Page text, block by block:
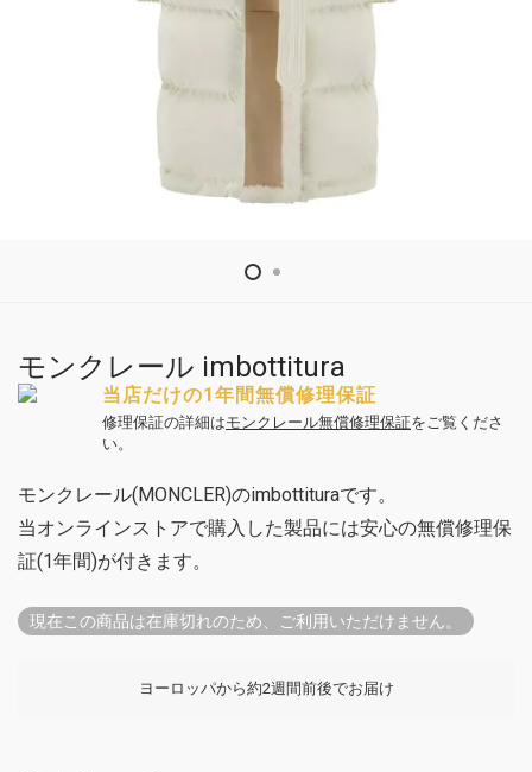
モンクレール imbottitura
当店だけの1年間無償修理保証
修理保証の詳細はモンクレール無償修理保証をご覧くださ
い。
モンクレール(MONCLER)のimbottituraです。
当オンラインストアで購入した製品には安心の無償修理保
証(1年間)が付きます。
現在この商品は在庫切れのため、ご利用いただけません。
ヨーロッパから約2週間前後でお届け